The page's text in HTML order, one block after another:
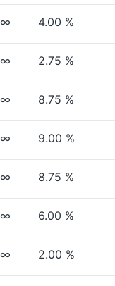
∞ 4.00 %
∞ 2.75 %
∞ 8.75 %
∞ 9.00 %
∞ 8.75 %
∞ 6.00 %
∞ 2.00 %